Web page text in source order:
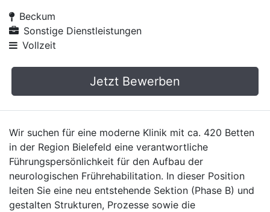
Beckum
Sonstige Dienstleistungen
Vollzeit
Jetzt Bewerben
Wir suchen für eine moderne Klinik mit ca. 420 Betten
in der Region Bielefeld eine verantwortliche
Führungspersönlichkeit für den Aufbau der
neurologischen Frührehabilitation. In dieser Position
leiten Sie eine neu entstehende Sektion (Phase B) und
gestalten Strukturen, Prozesse sowie die